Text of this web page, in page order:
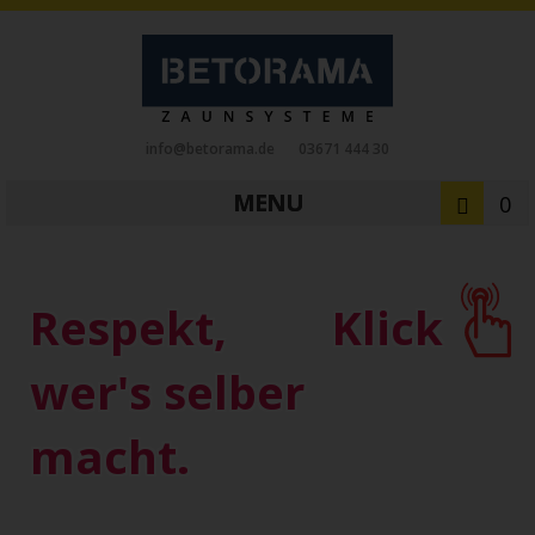
MENU 0
Schiebetore Drehtore Zaunfelder
Antriebe
Referenzen
Downloads Zubehör
Tore
ALUMINIUM
Klick
Respekt,
wer's selber
macht.